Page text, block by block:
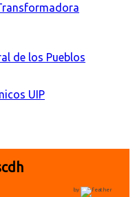
de los Pueblos
UIP
by